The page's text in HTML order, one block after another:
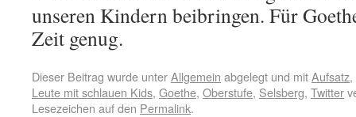
unseren Kindern beibringen. Für
Zeit genug.
Dieser Beitrag wurde unterAllgemein abgelegt und mitAufsatz,
Leute mit schlauen Kids, Goethe, Oberstufe, Selsberg, Twitter
Lesezeichen auf den Permalink.